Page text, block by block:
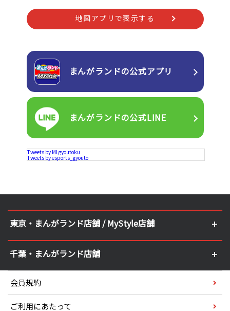
地図アプリで表示する
まんがランドの公式アプリ
まんがランドの公式LINE
Tweets by MLgyoutoku
Tweets by esports_gyouto
東京・まんがランド店舗 / MyStyle店舗
千葉・まんがランド店舗
会員規約
ご利用にあたって